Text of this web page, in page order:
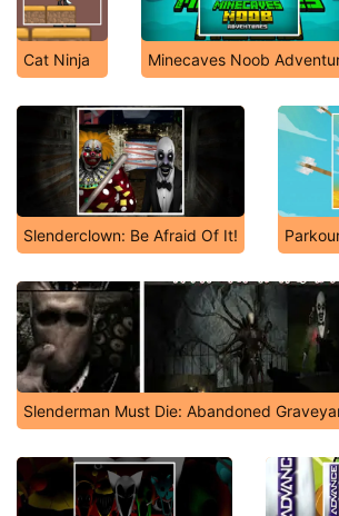
Cat Ninja Minecaves Noob
Slenderclown: Be Afraid Of It!
Slenderman Must Die: Abandoned